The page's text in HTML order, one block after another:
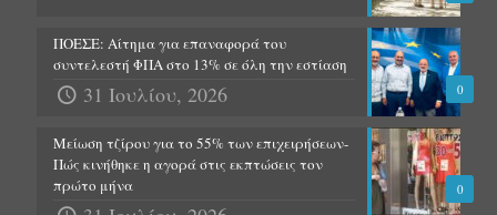
0
ΠΟΕΣΕ: Αίτημα για επαναφορά του
συντελεστή ΦΠΑ στο 13% σε όλη την εστίαση
31 Ιουλίου, 2026
0
Μείωση τζίρου για το 55% των επιχειρήσεων-
Πώς κινήθηκε η αγορά στις εκπτώσεις τον
πρώτο μήνα